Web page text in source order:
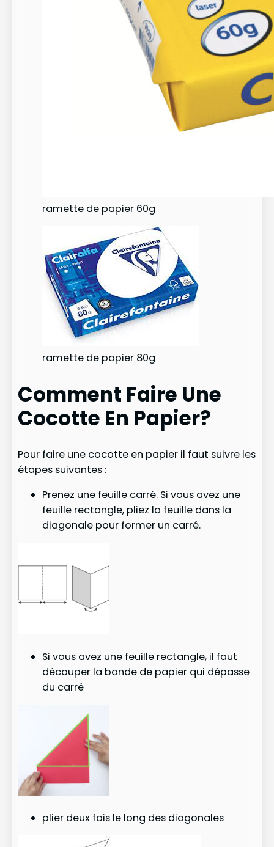
ramette de papier 60g
ramette de papier 80g
Comment Faire Une
Cocotte En Papier?
Pour faire une cocotte en papier il faut suivre les
étapes suivantes :
Prenez une feuille carré. Si vous avez une
feuille rectangle, pliez la feuille dans la
diagonale pour former un carré.
Si vous avez une feuille rectangle, il faut
découper la bande de papier qui dépasse
du carré
plier deux fois le long des diagonales